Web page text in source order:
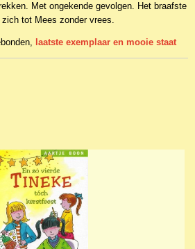
Met ongekende gevolgen. Het braafste
tot Mees zonder vrees.
laatste exemplaar en mooie staat